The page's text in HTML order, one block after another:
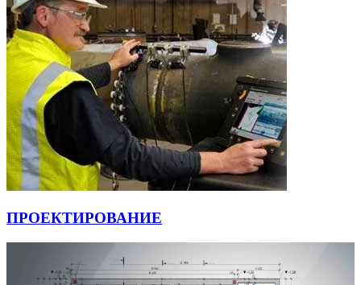
ПРОЕКТИРОВАНИЕ